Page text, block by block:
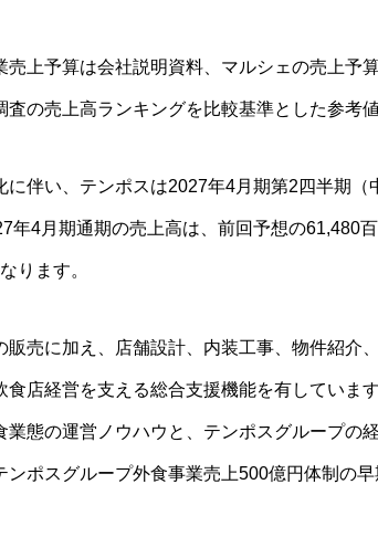
上予算は会社説明資料、マルシェの売上予
の売上高ランキングを比較基準とした参考値
に伴い、テンポスは2027年4月期第2四半期（
年4月期通期の売上高は、前回予想の61,480
ります。
売に加え、店舗設計、内装工事、物件紹介
食店経営を支える総合支援機能を有していま
態の運営ノウハウと、テンポスグループの
ポスグループ外食事業売上500億円体制の早